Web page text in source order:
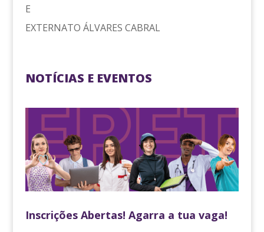
E
EXTERNATO ÁLVARES CABRAL
NOTÍCIAS E EVENTOS
Inscrições Abertas! Agarra a tua vaga!